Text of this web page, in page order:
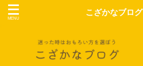
こざかなブログ